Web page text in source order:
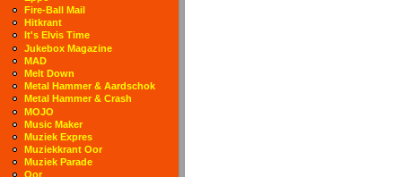
Fire-Ball Mail
Hitkrant
It's Elvis Time
Jukebox Magazine
MAD
Melt Down
Metal Hammer & Aardschok
Metal Hammer & Crash
MOJO
Music Maker
Muziek Expres
Muziekkrant Oor
Muziek Parade
Oor